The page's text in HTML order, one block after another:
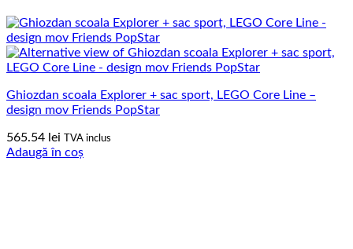
Ghiozdan scoala Explorer + sac sport, LEGO Core Line –
design mov Friends PopStar
565.54 lei TVA inclus
Adaugă în coș